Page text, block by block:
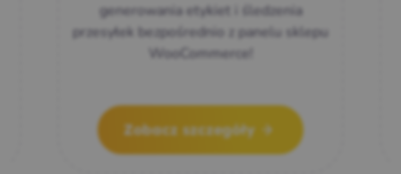
generowania etykiet i śledzenia
przesyłek bezpośrednio z panelu sklepu
WooCommerce!
Zobacz szczegóły